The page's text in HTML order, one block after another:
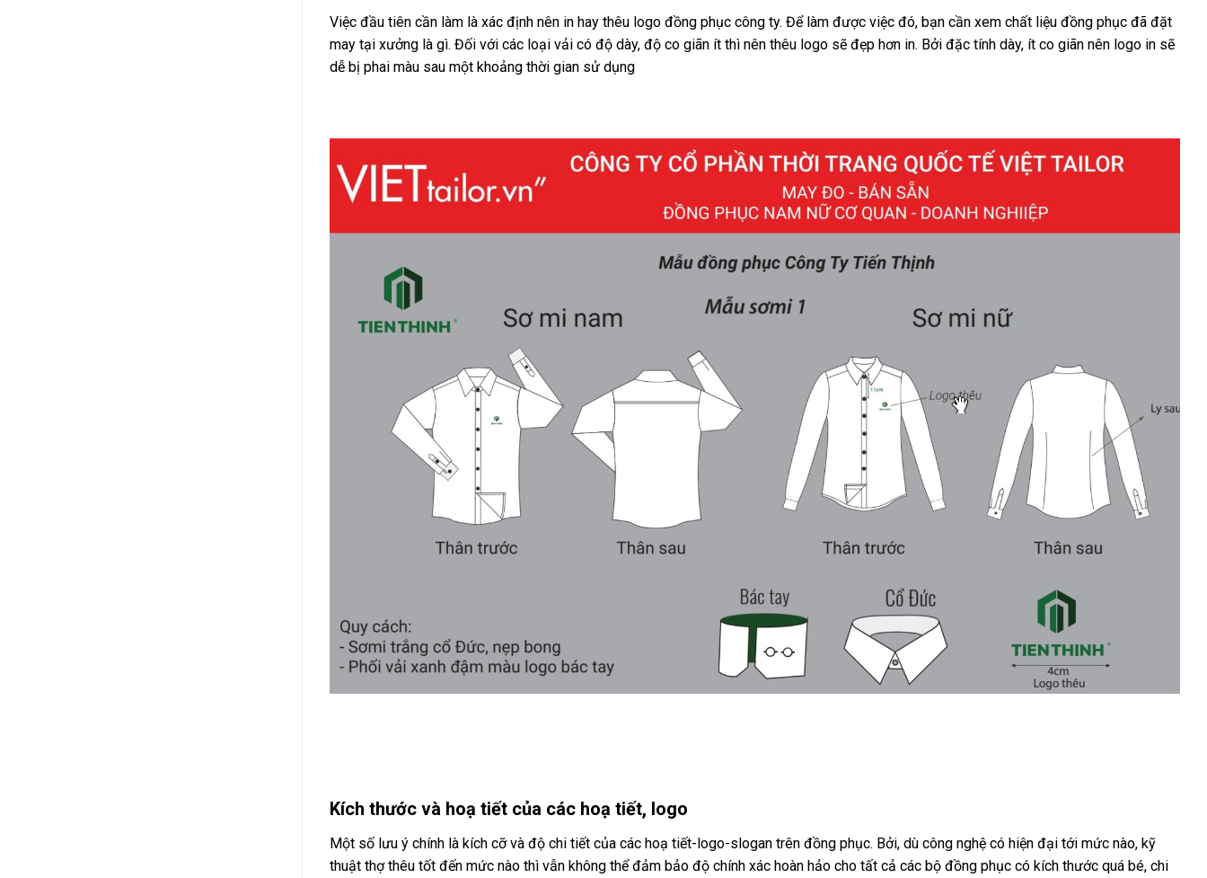
Việc đầu tiên cần làm là xác định nên in hay thêu logo đồng phục công ty. Để làm được việc đó, bạn cần xem chất liệu đồng phục đã đặt
may tại xưởng là gì. Đối với các loại vải có độ dày, độ co giãn ít thì nên thêu logo sẽ đẹp hơn in. Bởi đặc tính dày, ít co giãn nên logo in sẽ
dễ bị phai màu sau một khoảng thời gian sử dụng
Kích thước và hoạ tiết của các hoạ tiết, logo
Một số lưu ý chính là kích cỡ và độ chi tiết của các hoạ tiết-logo-slogan trên đồng phục. Bởi, dù công nghệ có hiện đại tới mức nào, kỹ
thuật thợ thêu tốt đến mức nào thì vẫn không thể đảm bảo độ chính xác hoàn hảo cho tất cả các bộ đồng phục có kích thước quá bé, chi